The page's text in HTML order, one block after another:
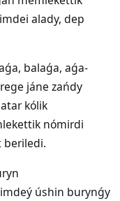
alady, dep
balaǵa, aǵa-
jáne zańdy
kólik
nómirdi
beriledi.
úshin burynǵy